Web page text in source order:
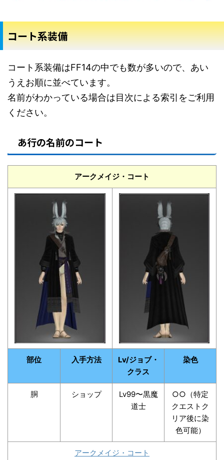
コート系装備
コート系装備はFF14の中でも数が多いので、あい
うえお順に並べています。
名前がわかっている場合は目次による索引をご利用
ください。
あ行の名前のコート
アークメイジ・コート
部位 入手方法
Lv/ジョブ・
クラス
染色
胴 ショップ
Lv99〜黒魔
道士
○○（特定
クエストク
リア後に染
色可能）
アークメイジ・コート